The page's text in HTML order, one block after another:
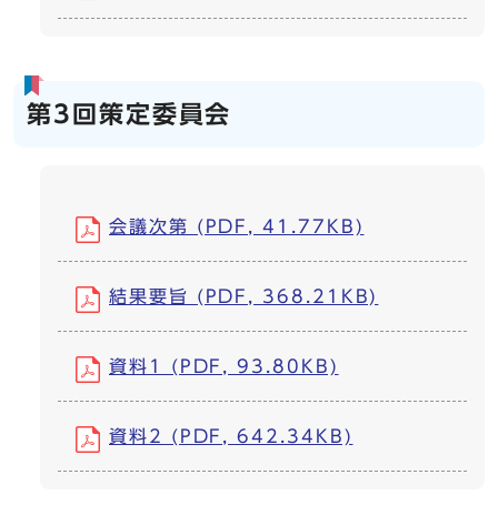
第3回策定委員会
会議次第 (PDF, 41.77KB)
結果要旨 (PDF, 368.21KB)
資料1 (PDF, 93.80KB)
資料2 (PDF, 642.34KB)